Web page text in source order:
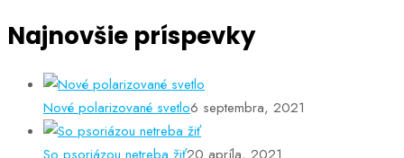
Najnovšie príspevky
Nové polarizované svetlo6 septembra, 2021